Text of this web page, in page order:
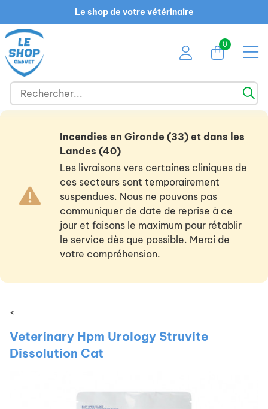
Le shop de votre vétérinaire
0
Incendies en Gironde (33) et dans les
Landes (40)
Les livraisons vers certaines cliniques de
ces secteurs sont temporairement
suspendues. Nous ne pouvons pas
communiquer de date de reprise à ce
jour et faisons le maximum pour rétablir
le service dès que possible. Merci de
votre compréhension.
<
Veterinary Hpm Urology Struvite
Dissolution Cat